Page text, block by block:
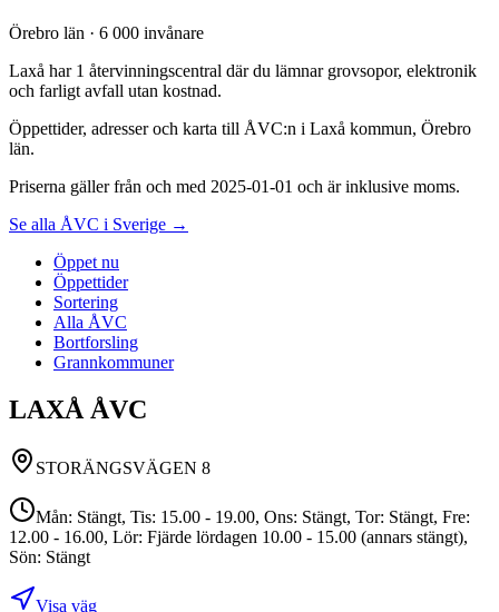
Örebro län · 6 000 invånare
Laxå har 1 återvinningscentral där du lämnar grovsopor, elektronik
och farligt avfall utan kostnad.
Öppettider, adresser och karta till ÅVC:n i Laxå kommun, Örebro
län.
Priserna gäller från och med 2025-01-01 och är inklusive moms.
Se alla ÅVC i Sverige →
Öppet nu
Öppettider
Sortering
Alla ÅVC
Bortforsling
Grannkommuner
LAXÅ ÅVC
STORÄNGSVÄGEN 8
Mån: Stängt, Tis: 15.00 - 19.00, Ons: Stängt, Tor: Stängt, Fre:
12.00 - 16.00, Lör: Fjärde lördagen 10.00 - 15.00 (annars stängt),
Sön: Stängt
Visa väg